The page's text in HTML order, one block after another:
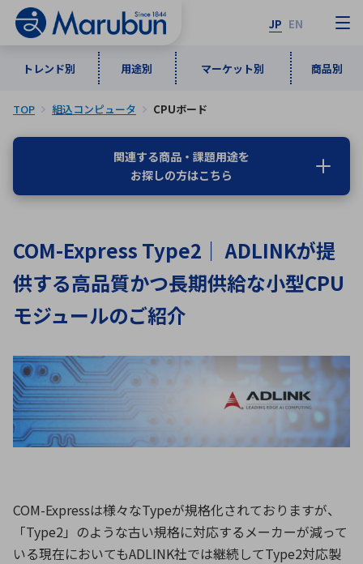
JP EN
トレンド別 用途別 マーケット別 商品別
トレンド別
インダストリアルDXソリューション
5G・Local 5G
ワイヤレス給電
ロボティクス（AI）
データセンタ・クラウド
ミリ波レーダー
用途別
通信・ネットワーク
監視・セキュリティ
計測・検出
品質管理・検査
接着・接合
製品製造・加工
マーケット別
情報通信 宇宙・防衛
民生
商品別
計測・測定・表示機器 検査・分析機器
ICTソリューション 組立・ロボティクス
特定用途向け・その他 サービス
メーカ一覧
な行
は行 ま行
や行
ら行
わ行
A B C
D
E
G
H
I
K
L
U
V W
X
Y
Z
TOP 組込コンピュータ CPUボード
関連する商品・課題用途を
お探しの方はこちら
COM-Express Type2｜ ADLINKが提
供する高品質かつ長期供給な小型CPU
モジュールのご紹介
COM-Expressは様々なTypeが規格化されておりますが、
「Type2」のような古い規格に対応するメーカーが減って
いる現在においてもADLINK社では継続してType2対応製